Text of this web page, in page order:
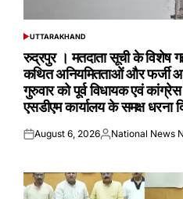
POSTED
UTTARAKHAND
रुद्रपुर । मतदाता सूची के विशेष
कथित अनियमितताओं और फर्जी
गुरुवार को पूर्व विधायक एवं
एसडीएम कार्यालय के समक्ष धरना
Posted
August 6, 2026Posted
National News